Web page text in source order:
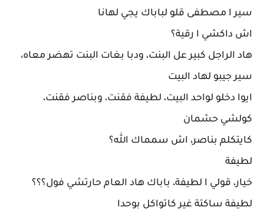
سير ا مصطفى قلو لباباك يجي لهانا
اش داكشي ا رقية؟
هاد الراجل كبير عل البنت، ودبا بغات البنت تهضر معاه،
سير جيبو لهاد البيت
ايوا دخلو لواحد البيت، لطيفة فقنت، وبناصر فقنت،
كولشي حشمان
كايتكلم بناصر، اش سمماك الله؟
لطيفة
خيار، قولي ا لطيفة، باباك هاد العام حارتشي فول؟؟؟
لطيفة ساكتة غير كاتواكل بوحدا